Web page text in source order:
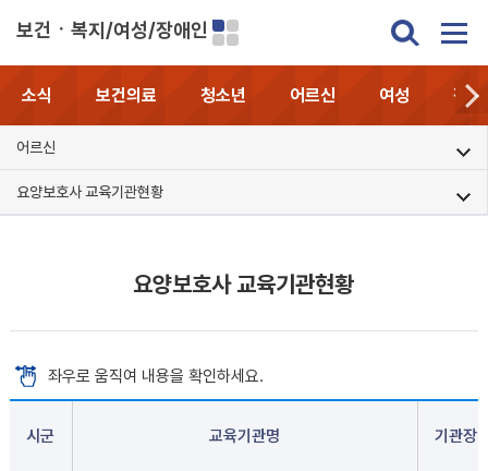
보건ㆍ복지/여성/장애인
소식 보건의료 청소년 어르신 여성 장애
어르신
요양보호사 교육기관현황
요양보호사 교육기관현황
좌우로 움직여 내용을 확인하세요.
시군 교육기관명 기관장